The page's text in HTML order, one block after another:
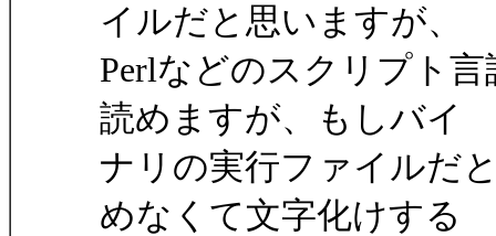
イルだと思いますが、
Perlなどのスクリプト
読めますが、もしバイ
ナリの実行ファイルだ
めなくて文字化けする